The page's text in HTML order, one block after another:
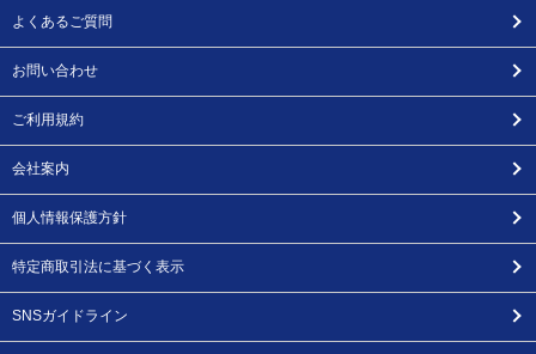
よくあるご質問
お問い合わせ
ご利用規約
会社案内
個人情報保護方針
特定商取引法に基づく表示
SNSガイドライン